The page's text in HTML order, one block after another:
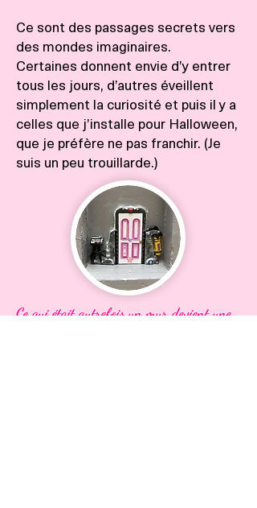
Ce sont des passages secrets vers
des mondes imaginaires.
Certaines donnent envie d’y entrer
tous les jours, d’autres éveillent
simplement la curiosité et puis il y a
celles que j’installe pour Halloween,
que je préfère ne pas franchir. (Je
suis un peu trouillarde.)
Ce qui était autrefois un mur devient une